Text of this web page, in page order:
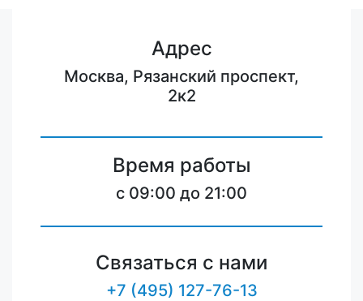
Адрес
Москва, Рязанский проспект,
2к2
Время работы
c 09:00 до 21:00
Связаться с нами
+7 (495) 127-76-13